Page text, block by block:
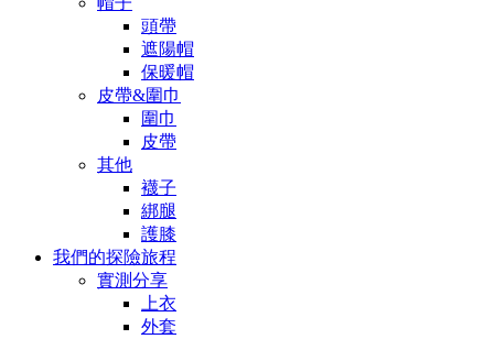
頭帶
遮陽帽
保暖帽
皮帶&圍巾
圍巾
皮帶
其他
襪子
綁腿
護膝
我們的探險旅程
實測分享
上衣
外套